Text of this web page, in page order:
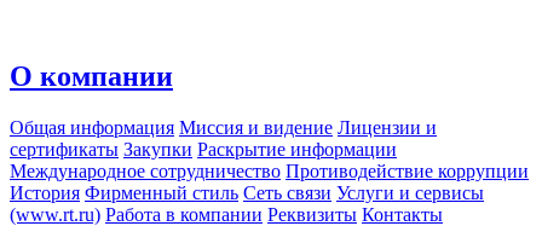
О компании
Общая информация Миссия и видение Лицензии и
сертификаты Закупки Раскрытие информации
Международное сотрудничество Противодействие коррупции
История Фирменный стиль Сеть связи Услуги и сервисы
(www.rt.ru) Работа в компании Реквизиты Контакты